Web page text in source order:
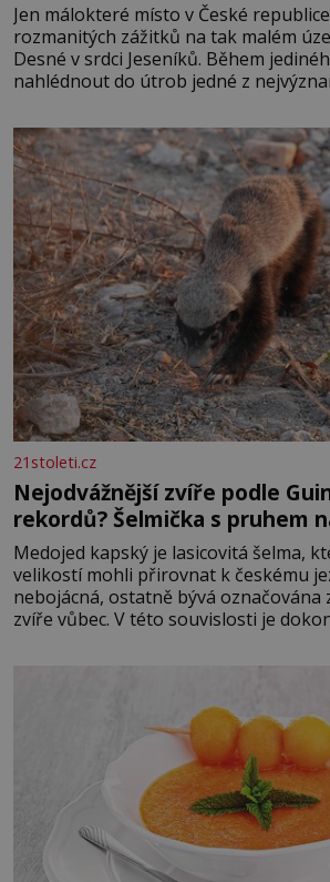
Jen málokteré místo v České
rozmanitých zážitků na tak malém
Desné v srdci Jeseníků. Během
nahlédnout do útrob jedné z
se na koloběžce a den zakončit
Velkých Losinách nebo v termálním
21stoleti.cz
Nejodvážnější zvíře podle
rekordů? Šelmička s pruhem
Medojed kapský je lasicovitá šelma,
velikostí mohli přirovnat k českému
nebojácná, ostatně bývá označována
zvíře vůbec. V této souvislosti je